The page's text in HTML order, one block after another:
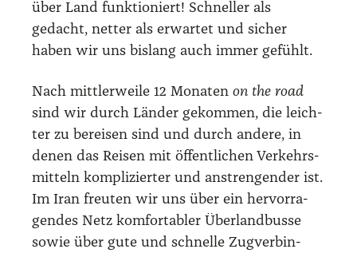
über Land funk­tio­niert! Schnel­ler als
gedacht, net­ter als erwar­tet und sicher
haben wir uns bis­lang auch immer gefühlt.
Nach mitt­ler­wei­le 12 Mona­ten on the road
sind wir durch Län­der gekom­men, die leich­
ter zu berei­sen sind und durch ande­re, in
denen das Rei­sen mit öffent­li­chen Ver­kehrs­
mit­teln kom­pli­zier­ter und anstren­gen­der ist.
Im Iran freu­ten wir uns über ein her­vor­ra­
gen­des Netz kom­for­ta­bler Über­land­bus­se
sowie über gute und schnel­le Zug­ver­bin­